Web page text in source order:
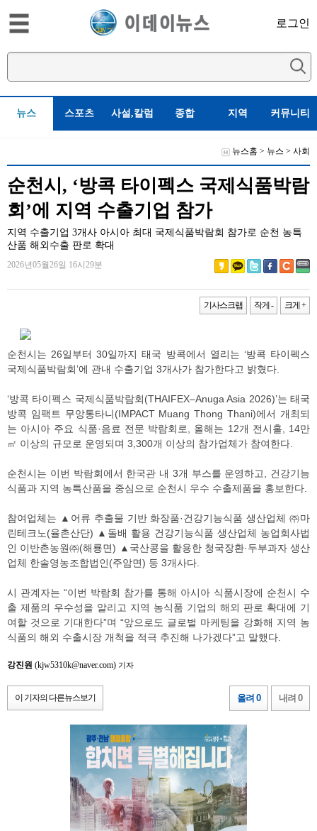
로그인
뉴스 스포츠 사설,칼럼 종합 지역 커뮤니티
뉴스홈 > 뉴스 > 사회
순천시, ‘방콕 타이펙스 국제식품박람
회’에 지역 수출기업 참가
지역 수출기업 3개사 아시아 최대 국제식품박람회 참가로 순천 농특
산품 해외수출 판로 확대
2026년05월26일 16시29분
기사스크랩 작게 - 크게 +
순천시는 26일부터 30일까지 태국 방콕에서 열리는 ‘방콕 타이펙스
국제식품박람회’에 관내 수출기업 3개사가 참가한다고 밝혔다.
‘방콕 타이펙스 국제식품박람회(THAIFEX–Anuga Asia 2026)’는 태국
방콕 임팩트 무앙통타니(IMPACT Muang Thong Thani)에서 개최되
는 아시아 주요 식품·음료 전문 박람회로, 올해는 12개 전시홀, 14만
㎡ 이상의 규모로 운영되며 3,300개 이상의 참가업체가 참여한다.
순천시는 이번 박람회에서 한국관 내 3개 부스를 운영하고, 건강기능
식품과 지역 농특산품을 중심으로 순천시 우수 수출제품을 홍보한다.
참여업체는 ▲어류 추출물 기반 화장품·건강기능식품 생산업체 ㈜마
린테크노(율촌산단) ▲돌배 활용 건강기능식품 생산업체 농업회사법
인 이반촌농원㈜(해룡면) ▲국산콩을 활용한 청국장환·두부과자 생산
업체 한솔영농조합법인(주암면) 등 3개사다.
시 관계자는 “이번 박람회 참가를 통해 아시아 식품시장에 순천시 수
출 제품의 우수성을 알리고 지역 농식품 기업의 해외 판로 확대에 기
여할 것으로 기대한다”며 “앞으로도 글로벌 마케팅을 강화해 지역 농
식품의 해외 수출시장 개척을 적극 추진해 나가겠다”고 말했다.
강진원 (kjw5310k@naver.com) 기자
이 기자의 다른뉴스보기 올려 0 내려 0